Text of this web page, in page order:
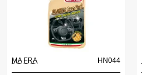
MA FRA HN044